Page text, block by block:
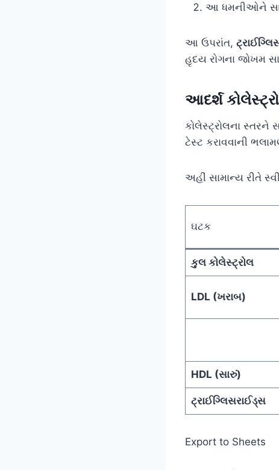
આ ધમનીઓને
આ ઉપરાંત,
હૃદય રોગના જોખમ
આદર્શ
કોલેસ્ટ્રોલના સ્તરને
ટેસ્ટ કરાવવાની
અહીં સામાન્ય રીતે
ઘટક
કુલ કોલેસ્ટ્રોલ
LDL (ખરાબ)
HDL (સારું)
ટ્રાઈગ્લિસરાઈડ્સ
Export to Sheets